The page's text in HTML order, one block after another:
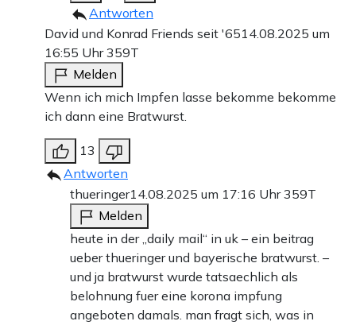
Antworten
David und Konrad Friends seit '6514.08.2025 um
16:55 Uhr359T
Melden
Wenn ich mich Impfen lasse bekomme bekomme
ich dann eine Bratwurst.
13
Antworten
thueringer14.08.2025 um 17:16 Uhr359T
Melden
heute in der „daily mail“ in uk – ein beitrag
ueber thueringer und bayerische bratwurst. –
und ja bratwurst wurde tatsaechlich als
belohnung fuer eine korona impfung
angeboten damals. man fragt sich, was in